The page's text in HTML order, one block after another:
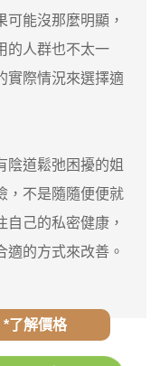
能沒那麼明顯，
的人群也不太一
實際情況來選擇適
道鬆弛困擾的姐
，不是隨隨便便就
己的私密健康，
適的方式來改善。
*了解價格